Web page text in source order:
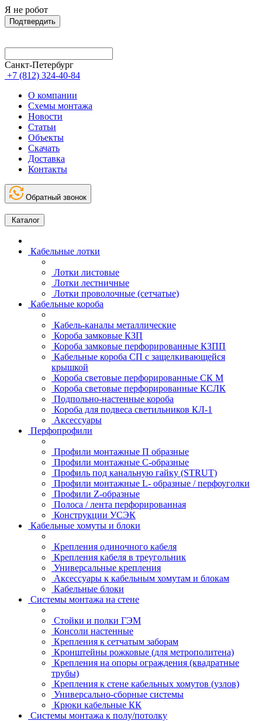
Я не робот
Подтвердить
Санкт-Петербург
+7 (812) 324-40-84
О компании
Схемы монтажа
Новости
Статьи
Объекты
Скачать
Доставка
Контакты
Обратный звонок
Каталог
Кабельные лотки
Лотки листовые
Лотки лестничные
Лотки проволочные (сетчатые)
Кабельные короба
Кабель-каналы металлические
Короба замковые КЗП
Короба замковые перфорированные КЗПП
Кабельные короба СП с защелкивающейся
крышкой
Короба световые перфорированные СК М
Короба световые перфорированные КСЛК
Подпольно-настенные короба
Короба для подвеса светильников КЛ-1
Аксессуары
Перфопрофили
Профили монтажные П образные
Профили монтажные C-образные
Профиль под канальную гайку (STRUT)
Профили монтажные L- образные / перфоуголки
Профили Z-образные
Полоса / лента перфорированная
Конструкции УСЭК
Кабельные хомуты и блоки
Крепления одиночного кабеля
Крепления кабеля в треугольник
Универсальные крепления
Аксессуары к кабельным хомутам и блокам
Кабельные блоки
Системы монтажа на стене
Стойки и полки ГЭМ
Консоли настенные
Крепления к сетчатым заборам
Кронштейны рожковые (для метрополитена)
Крепления на опоры ограждения (квадратные
трубы)
Крепления к стене кабельных хомутов (узлов)
Универсально-сборные системы
Крюки кабельные КК
Системы монтажа к полу/потолку